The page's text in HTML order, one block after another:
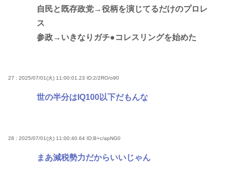
自民と既存政党→役柄を演じてるだけのプロレ
ス
参政→いきなりガチ●コレスリングを始めた
27 : 2025/07/01(火) 11:00:01.23 ID:2/2RO/o90
世の半分はIQ100以下だもんな
28 : 2025/07/01(火) 11:00:40.64 ID:B+c/apNG0
まあ減税勢力だからいいじゃん